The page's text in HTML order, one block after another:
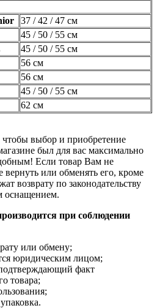
37 / 42 / 47 см
45 / 50 / 55 см
45 / 50 / 55 см
56 см
56 см
45 / 50 / 55 см
62 см
выбор и приобретение
был для вас максимально
Если товар Вам не
или обменять его, кроме
возврату по законодательству
оснащением.
при соблюдении
или обмену;
юридическим лицом;
факт
товара;